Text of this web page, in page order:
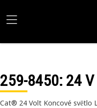
259-8450: 24
Cat® 24 Volt Koncové světlo